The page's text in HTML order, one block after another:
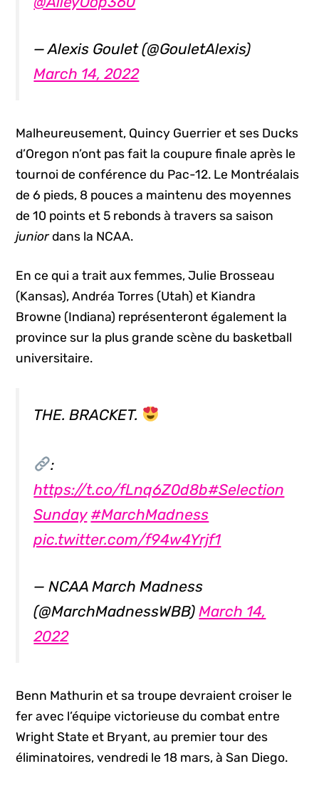
— Alexis Goulet (@GouletAlexis)
March 14, 2022
Malheureusement, Quincy Guerrier et ses Ducks
d’Oregon n’ont pas fait la coupure finale après le
tournoi de conférence du Pac-12. Le Montréalais
de 6 pieds, 8 pouces a maintenu des moyennes
de 10 points et 5 rebonds à travers sa saison
juniordans la NCAA.
En ce qui a trait aux femmes, Julie Brosseau
(Kansas), Andréa Torres (Utah) et Kiandra
Browne (Indiana) représenteront également la
province sur la plus grande scène du basketball
universitaire.
THE. BRACKET.
:
https://t.co/fLnq6Z0d8b#Selection
Sunday #MarchMadness
pic.twitter.com/f94w4Yrjf1
— NCAA March Madness
(@MarchMadnessWBB)March 14,
2022
Benn Mathurin et sa troupe devraient croiser le
fer avec l’équipe victorieuse du combat entre
Wright State et Bryant, au premier tour des
éliminatoires, vendredi le 18 mars, à San Diego.